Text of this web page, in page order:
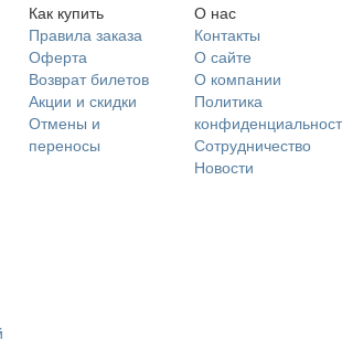
Как купить
Правила заказа
Оферта
Возврат билетов
Акции и скидки
Отмены и
переносы
О нас
Контакты
О сайте
О компании
Политика
Сотрудничество
Новости